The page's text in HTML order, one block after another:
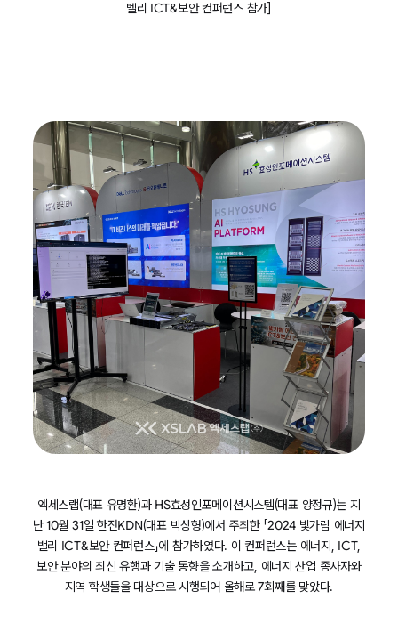
벨리 ICT&보안 컨퍼런스 참가]
엑세스랩(대표 유명환)과 HS효성인포메이션시스템(대표 양정규)는 지
난 10월 31일 한전KDN(대표 박상형)에서 주최한 「2024 빛가람 에너지
밸리 ICT&보안 컨퍼런스」에 참가하였다. 이 컨퍼런스는 에너지, ICT,
보안 분야의 최신 유행과 기술 동향을 소개하고, 에너지 산업 종사자와
지역 학생들을 대상으로 시행되어 올해로 7회째를 맞았다.